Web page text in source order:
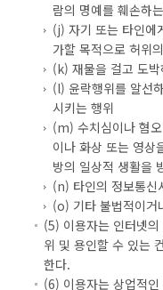
람의 명예를 훼손하
(j) 자기 또는 타인에
가할 목적으로 허위
(k) 재물을 걸고 도
(l) 윤락행위를 알선
시키는 행위
(m) 수치심이나 혐
이나 화상 또는 영상
방의 일상적 생활을
(n) 타인의 정보통신
(o) 기타 불법적이거
(5) 이용자는 인터넷
위 및 용인할 수 있는
한다.
(6) 이용자는 상업적